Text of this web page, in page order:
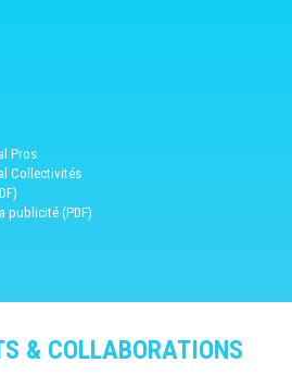
Pros
Collectivités
publicité (PDF)
& COLLABORATIONS